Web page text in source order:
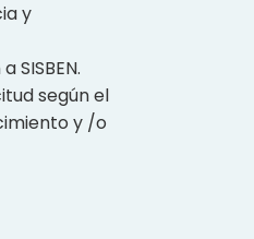
y
SISBEN.
según el
y /o